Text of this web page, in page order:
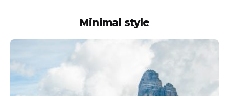
Minimal style